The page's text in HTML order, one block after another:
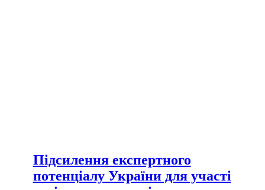
Підсилення експертного
потенціалу України для участі